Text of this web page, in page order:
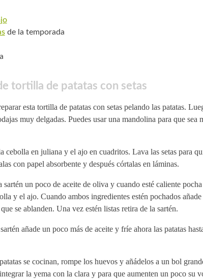
de la temporada
tortilla de patatas con setas
esta tortilla de patatas con setas pelando las patatas.
muy delgadas. Puedes usar una mandolina para que sea
cebolla en juliana y el ajo en cuadritos. Lava las setas para
con papel absorbente y después córtalas en láminas.
sartén un poco de aceite de oliva y cuando esté caliente
y el ajo. Cuando ambos ingredientes estén pochados añade
se ablanden. Una vez estén listas retira de la sartén.
añade un poco más de aceite y fríe ahora las patatas
se cocinan, rompe los huevos y añádelos a un bol
la yema con la clara y para que aumenten un poco su